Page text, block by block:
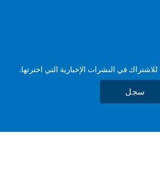
في النشرات الإخبارية التي اخترتها.
سجل